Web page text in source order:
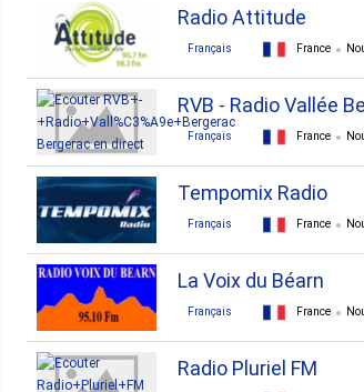
Radio Attitude
Français France
RVB - Radio Vallée
Français France
Tempomix Radio
Français France
La Voix du Béarn
Français France
Radio Pluriel FM